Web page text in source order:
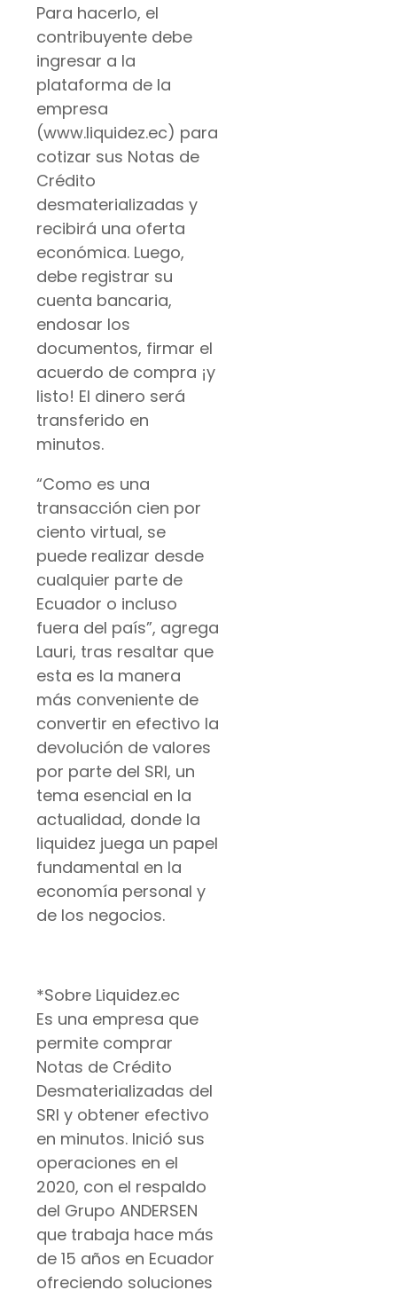
Para hacerlo, el
contribuyente debe
ingresar a la
plataforma de la
empresa
(www.liquidez.ec) para
cotizar sus Notas de
Crédito
desmaterializadas y
recibirá una oferta
económica. Luego,
debe registrar su
cuenta bancaria,
endosar los
documentos, firmar el
acuerdo de compra ¡y
listo! El dinero será
transferido en
minutos.
“Como es una
transacción cien por
ciento virtual, se
puede realizar desde
cualquier parte de
Ecuador o incluso
fuera del país”, agrega
Lauri, tras resaltar que
esta es la manera
más conveniente de
convertir en efectivo la
devolución de valores
por parte del SRI, un
tema esencial en la
actualidad, donde la
liquidez juega un papel
fundamental en la
economía personal y
de los negocios.
*Sobre Liquidez.ec
Es una empresa que
permite comprar
Notas de Crédito
Desmaterializadas del
SRI y obtener efectivo
en minutos. Inició sus
operaciones en el
2020, con el respaldo
del Grupo ANDERSEN
que trabaja hace más
de 15 años en Ecuador
ofreciendo soluciones